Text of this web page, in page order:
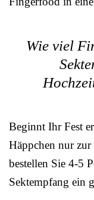
Wie viel
Beginnt Ihr Fest
Häppchen nur
bestellen Sie 4-5
Sektempfang ein